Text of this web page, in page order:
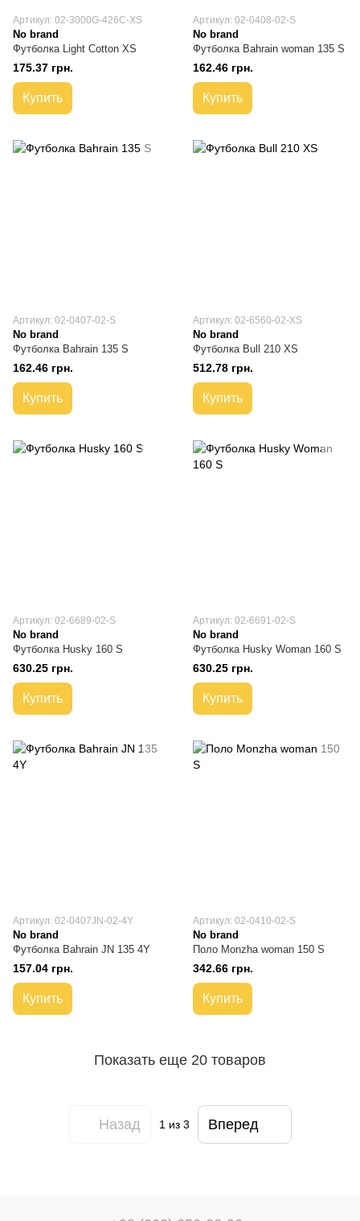
Артикул: 02-3000G-426C-XS
No brand
Футболка Light Cotton XS
175.37 грн.
Купить
Артикул: 02-0408-02-S
No brand
Футболка Bahrain woman 135 S
162.46 грн.
Купить
Артикул: 02-0407-02-S
No brand
Футболка Bahrain 135 S
162.46 грн.
Купить
Артикул: 02-6560-02-XS
No brand
Футболка Bull 210 XS
512.78 грн.
Купить
Артикул: 02-6689-02-S
No brand
Футболка Husky 160 S
630.25 грн.
Купить
Артикул: 02-6691-02-S
No brand
Футболка Husky Woman 160 S
630.25 грн.
Купить
Артикул: 02-0407JN-02-4Y
No brand
Футболка Bahrain JN 135 4Y
157.04 грн.
Купить
Артикул: 02-0410-02-S
No brand
Поло Monzha woman 150 S
342.66 грн.
Купить
Показать еще 20 товаров
Назад 1 из 3 Вперед